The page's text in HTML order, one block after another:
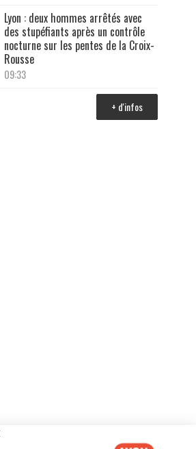
Lyon : deux hommes arrêtés avec
des stupéfiants après un contrôle
nocturne sur les pentes de la Croix-
Rousse
09:33
+ d'infos